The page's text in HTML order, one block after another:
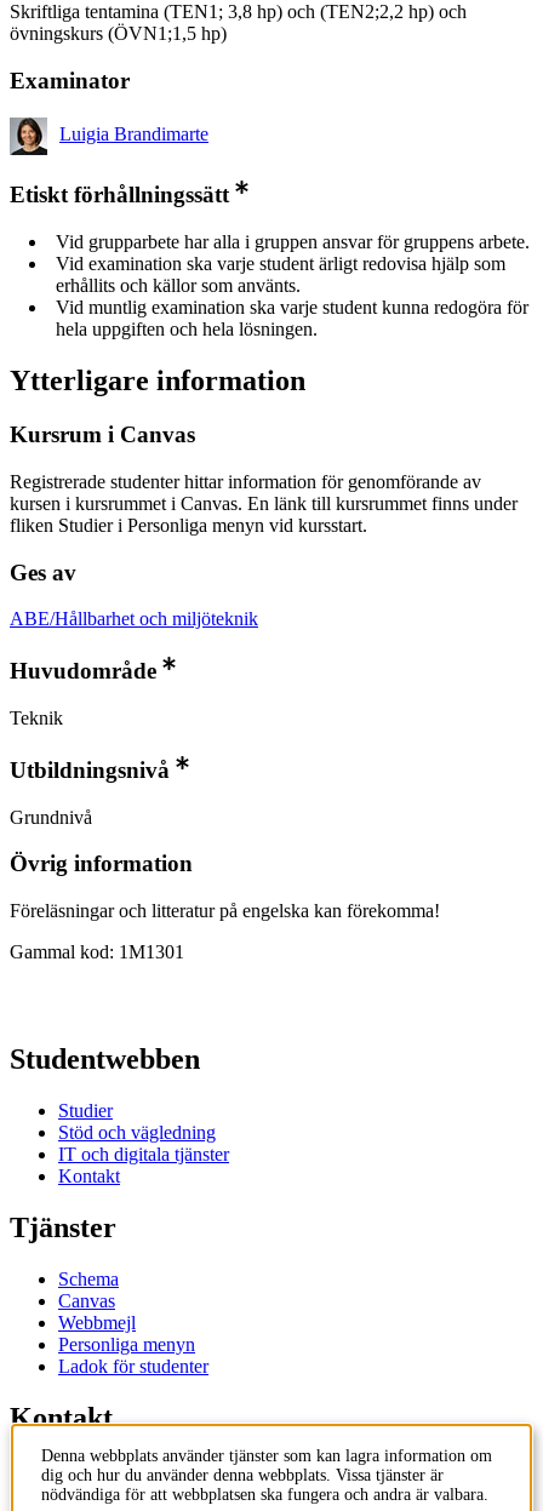
Skriftliga tentamina (TEN1; 3,8 hp) och (TEN2;2,2 hp) och
övningskurs (ÖVN1;1,5 hp)
Examinator
Luigia Brandimarte
Etiskt förhållningssätt
Vid grupparbete har alla i gruppen ansvar för gruppens arbete.
Vid examination ska varje student ärligt redovisa hjälp som
erhållits och källor som använts.
Vid muntlig examination ska varje student kunna redogöra för
hela uppgiften och hela lösningen.
Ytterligare information
Kursrum i Canvas
Registrerade studenter hittar information för genomförande av
kursen i kursrummet i Canvas. En länk till kursrummet finns under
fliken Studier i Personliga menyn vid kursstart.
Ges av
ABE/Hållbarhet och miljöteknik
Huvudområde
Teknik
Utbildningsnivå
Grundnivå
Övrig information
Föreläsningar och litteratur på engelska kan förekomma!
Gammal kod: 1M1301
Studentwebben
Studier
Stöd och vägledning
IT och digitala tjänster
Kontakt
Tjänster
Schema
Canvas
Webbmejl
Personliga menyn
Ladok för studenter
Kontakt
Kontakta utbildningsprogram
Kontakta kurs
Denna webbplats använder tjänster som kan lagra information om
dig och hur du använder denna webbplats. Vissa tjänster är
nödvändiga för att webbplatsen ska fungera och andra är valbara.